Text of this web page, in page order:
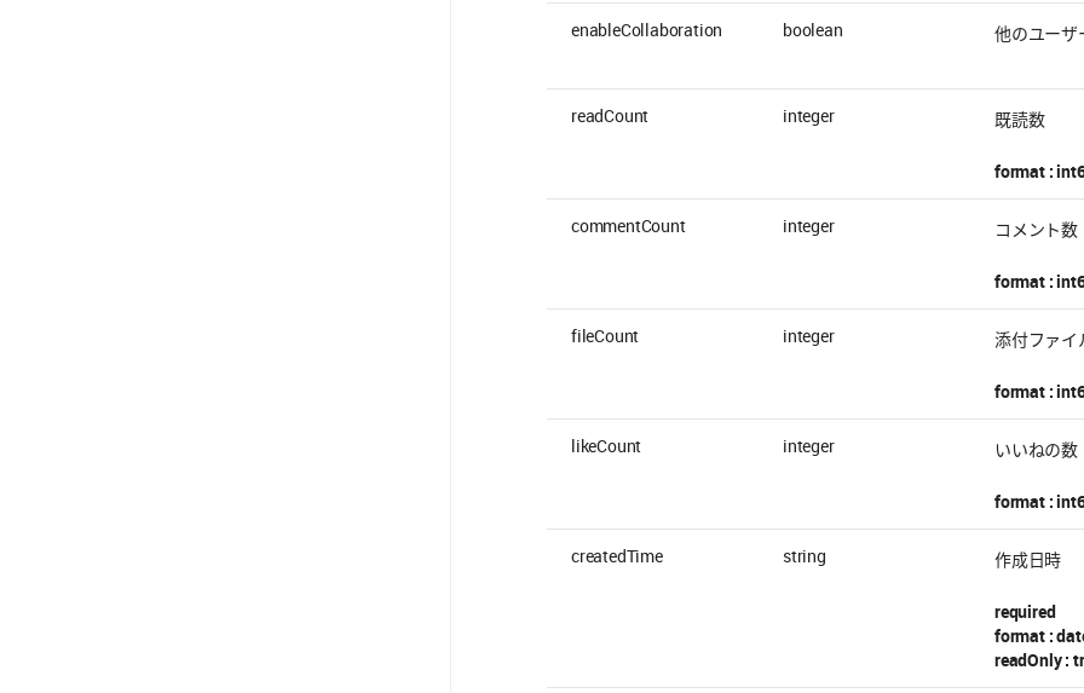
enableCollaboration boolean 他のユーザ
readCount integer 既読数
format :
commentCount integer コメント数
format :
fileCount integer 添付ファイ
format :
likeCount integer いいねの数
format :
createdTime string 作成日時
required
format :
readOnly :